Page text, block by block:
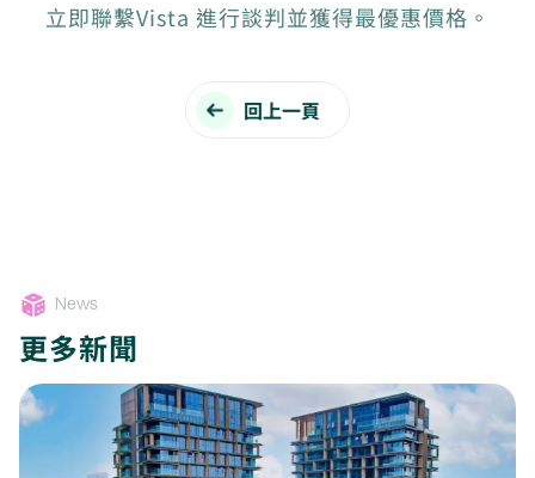
立即聯繫Vista 進行談判並獲得最優惠價格。
回上一頁
News
更多新聞